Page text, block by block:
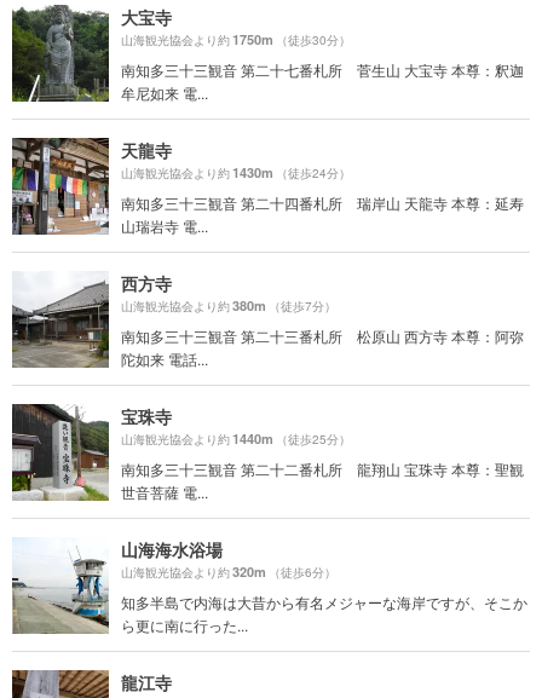
大宝寺
山海観光協会より約1750m （徒歩30分）
南知多三十三観音 第二十七番札所 菅生山 大宝寺 本尊：釈迦
牟尼如来 電...
天龍寺
山海観光協会より約1430m （徒歩24分）
南知多三十三観音 第二十四番札所 瑞岸山 天龍寺 本尊：延寿
山瑞岩寺 電...
西方寺
山海観光協会より約380m （徒歩7分）
南知多三十三観音 第二十三番札所 松原山 西方寺 本尊：阿弥
陀如来 電話...
宝珠寺
山海観光協会より約1440m （徒歩25分）
南知多三十三観音 第二十二番札所 龍翔山 宝珠寺 本尊：聖観
世音菩薩 電...
山海海水浴場
山海観光協会より約320m （徒歩6分）
知多半島で内海は大昔から有名メジャーな海岸ですが、そこか
ら更に南に行った...
龍江寺